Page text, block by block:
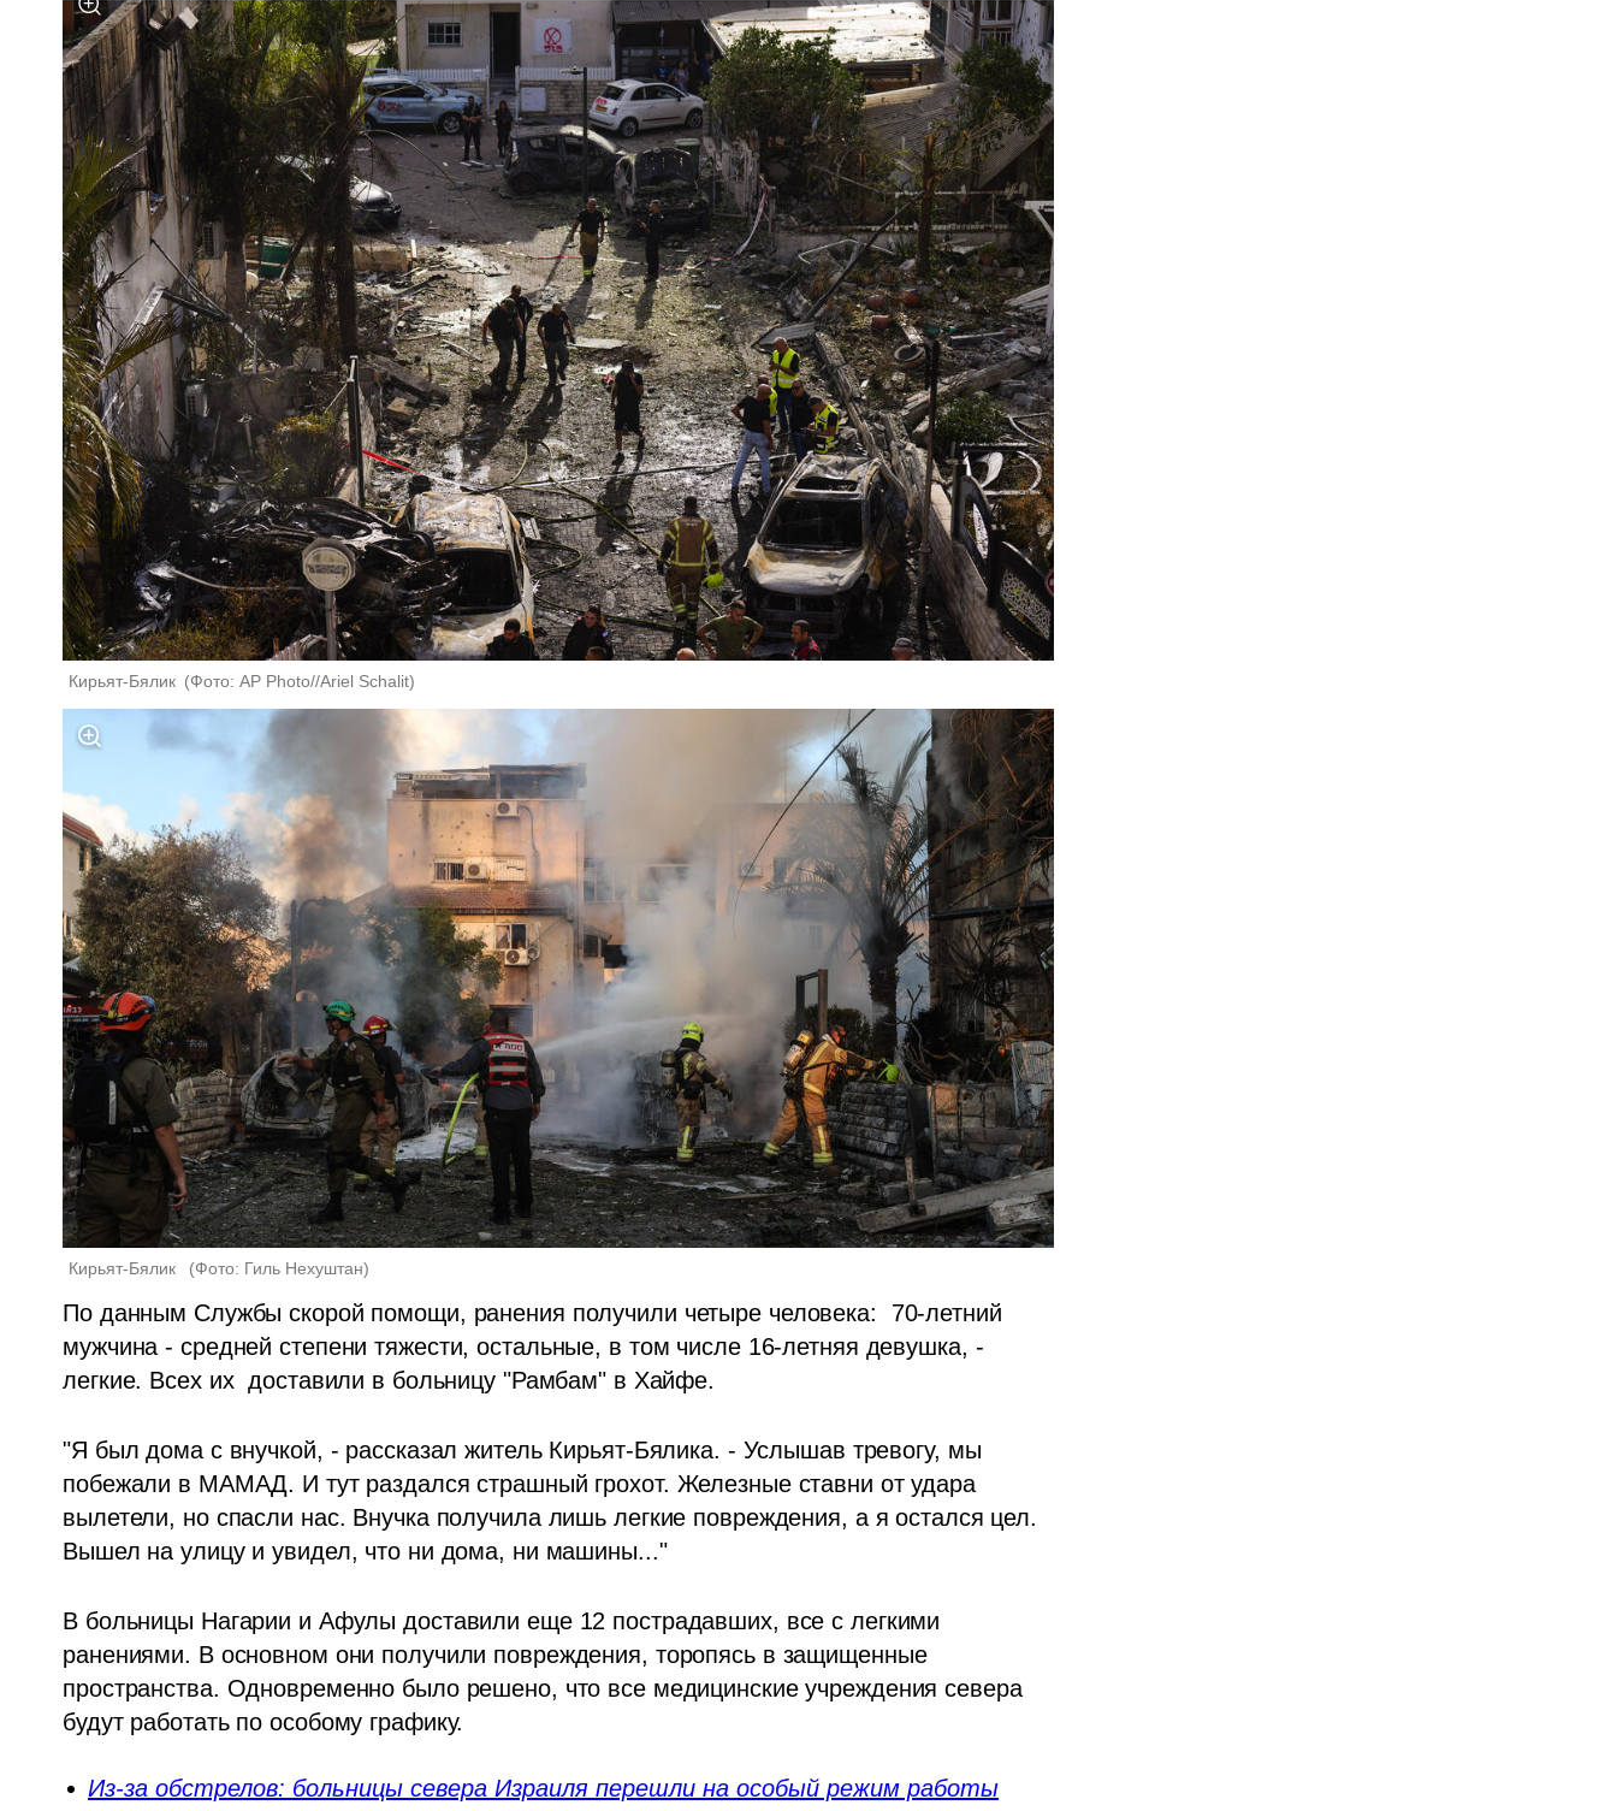
Кирьят-Бялик (Фото: AP Photo//Ariel Schalit)
Кирьят-Бялик (Фото: Гиль Нехуштан)
По данным Службы скорой помощи, ранения получили четыре человека:  70-летний
мужчина - средней степени тяжести, остальные, в том числе 16-летняя девушка, -
легкие. Всех их  доставили в больницу "Рамбам" в Хайфе.
"Я был дома с внучкой, - рассказал житель Кирьят-Бялика. - Услышав тревогу, мы
побежали в МАМАД. И тут раздался страшный грохот. Железные ставни от удара
вылетели, но спасли нас. Внучка получила лишь легкие повреждения, а я остался цел.
Вышел на улицу и увидел, что ни дома, ни машины..."
В больницы Нагарии и Афулы доставили еще 12 пострадавших, все с легкими
ранениями. В основном они получили повреждения, торопясь в защищенные
пространства. Одновременно было решено, что все медицинские учреждения севера
будут работать по особому графику.
Из-за обстрелов: больницы севера Израиля перешли на особый режим работы